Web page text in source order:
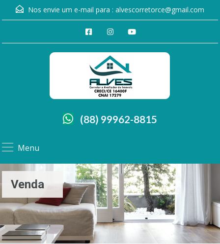
Nos envie um e-mail para : alvescorretorce@gmail.com
(88) 99962-8815
Menu
Venda